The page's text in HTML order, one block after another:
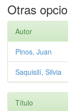
Otras
Autor
Pinos, Juan
Saquisilí, Silvia
Título